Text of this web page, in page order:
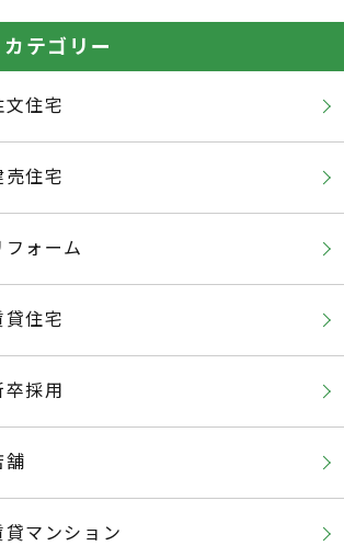
カテゴリー
文住宅
売住宅
フォーム
貸住宅
卒採用
舗
貸マンション